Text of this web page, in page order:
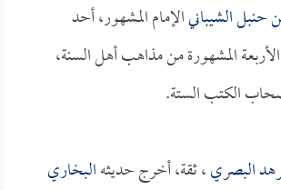
حنبل الشيبانيالإمام المشهور، أحد
المشهورة من مذاهب أهل السنة،
الكتب الستة.
البصري، ثقة، أخرج حديثهالبخاري